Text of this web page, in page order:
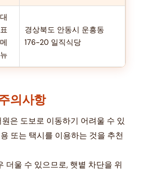
대
표
메
뉴
경상북도 안동시 운흥동
176-20 일직식당
의사항
은 도보로 이동하기 어려울 수 있
또는 택시를 이용하는 것을 추천
더울 수 있으므로, 햇볕 차단을 위